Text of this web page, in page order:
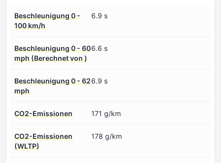
Beschleunigung 0 -
100 km/h
6.9 s
Beschleunigung 0 - 60
mph (Berechnet von )
6.6 s
Beschleunigung 0 - 62
mph
6.9 s
CO2-Emissionen 171 g/km
CO2-Emissionen
(WLTP)
178 g/km